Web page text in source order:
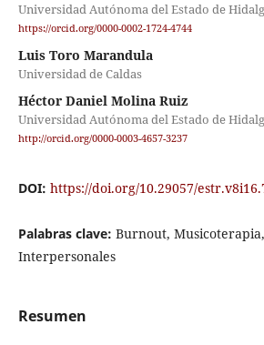
Universidad Autónoma del Estado de
https://orcid.org/0000-0002-1724-4744
Luis Toro Marandula
Universidad de Caldas
Héctor Daniel Molina Ruiz
Universidad Autónoma del Estado de
http://orcid.org/0000-0003-4657-3237
DOI: https://doi.org/10.29057/
Palabras clave: Burnout,
Interpersonales
Resumen